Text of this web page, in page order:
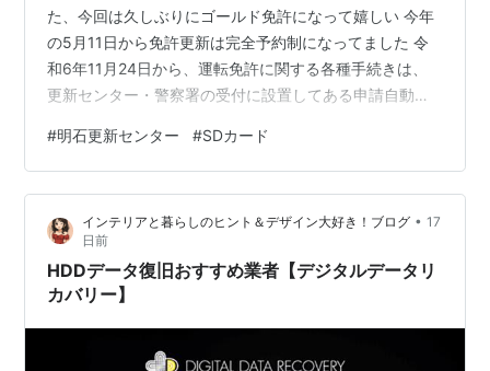
た、今回は久しぶりにゴールド免許になって嬉しい 今年
の5月11日から免許更新は完全予約制になってました 令
和6年11月24日から、運転免許に関する各種手続きは、
更新センター・警察署の受付に設置してある申請自動受
の導入について 予約専用サイトで予約してQRコードを画
面コピー このQRコードを端末にかざしてあとは画面の指
示通りにタッチしていけばOK、更新手数料支払いも別の
キャシュレス専用端末でクレジット払いで簡単でした あ
とは視力検査→30分の講習→新しい免許証受け取りで完
了 講習前にSDカードの…
#明石更新センター #SDカード
インテリアと暮らしのヒント＆デザイン大好き！ブログ • 17
日前
HDDデータ復旧おすすめ業者【デジタルデータリ
カバリー】